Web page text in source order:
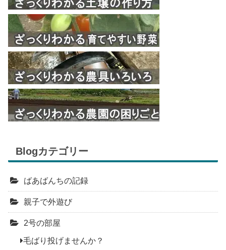
Blogカテゴリー
ばあばんちの記録
親子で外遊び
2号の部屋
毛ばり投げませんか？